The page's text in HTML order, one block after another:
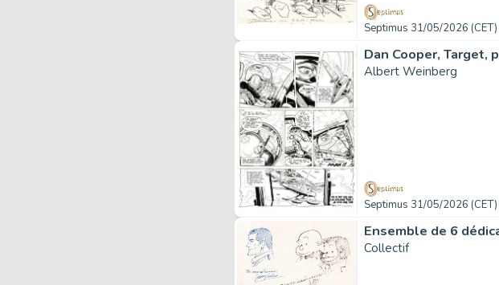
Septimus 31/05/2026 (CET)
Albert Weinberg
Septimus 31/05/2026 (CET)
Collectif